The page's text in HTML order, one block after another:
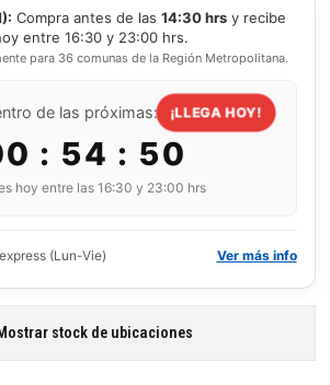
Compra antes de las 14:30 hrsy recibe
entre 16:30 y 23:00 hrs.
para 36 comunas de la Región Metropolitana.
de las próximas: ¡LLEGA HOY!
: 54 : 49
hoy entre las 16:30 y 23:00 hrs
(Lun-Vie) Ver más info
stock de ubicaciones